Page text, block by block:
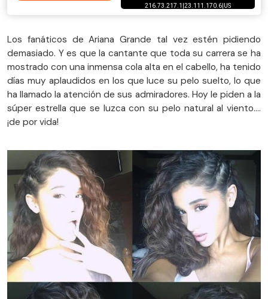
Los fanáticos de Ariana Grande tal vez estén pidiendo
demasiado. Y es que la cantante que toda su carrera se ha
mostrado con una inmensa cola alta en el cabello, ha tenido
días muy aplaudidos en los que luce su pelo suelto, lo que
ha llamado la atención de sus admiradores. Hoy le piden a la
súper estrella que se luzca con su pelo natural al viento....
¡de por vida!